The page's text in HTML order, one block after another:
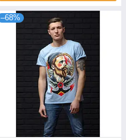
–68%